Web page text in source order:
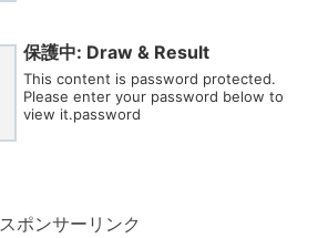
保護中: Draw & Result
This content is password protected.
Please enter your password below to
view it.password
スポンサーリンク